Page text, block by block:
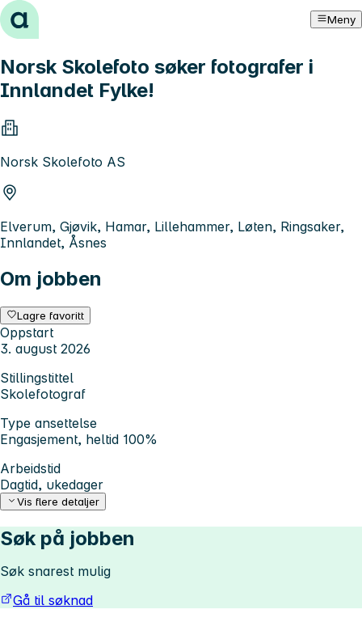
Hopp til innhold Meny
Norsk Skolefoto søker fotografer i
Innlandet Fylke!
Norsk Skolefoto AS
Elverum, Gjøvik, Hamar, Lillehammer, Løten, Ringsaker,
Innlandet, Åsnes
Om jobben
Lagre favoritt
Oppstart
3. august 2026
Stillingstittel
Skolefotograf
Type ansettelse
Engasjement, heltid 100%
Arbeidstid
Dagtid, ukedager
Vis flere detaljer
Søk på jobben
Søk snarest mulig
Gå til søknad